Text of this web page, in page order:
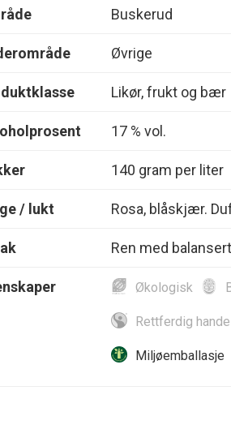
Buskerud
Øvrige
Likør, frukt og bær
17 % vol.
140 gram per liter
/ lukt Rosa, blåskjær.
Ren med
Økologisk
Rettferdig
Miljøemballasje